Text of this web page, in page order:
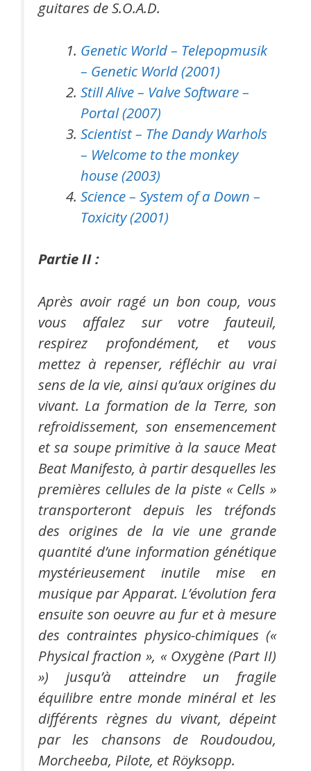
guitares de S.O.A.D.
Genetic World – Telepopmusik
– Genetic World (2001)
Still Alive – Valve Software –
Portal (2007)
Scientist – The Dandy Warhols
– Welcome to the monkey
house (2003)
Science – System of a Down –
Toxicity (2001)
Partie II :
Après avoir ragé un bon coup, vous
vous affalez sur votre fauteuil,
respirez profondément, et vous
mettez à repenser, réfléchir au vrai
sens de la vie, ainsi qu’aux origines du
vivant. La formation de la Terre, son
refroidissement, son ensemencement
et sa soupe primitive à la sauce Meat
Beat Manifesto, à partir desquelles les
premières cellules de la piste « Cells »
transporteront depuis les tréfonds
des origines de la vie une grande
quantité d’une information génétique
mystérieusement inutile mise en
musique par Apparat. L’évolution fera
ensuite son oeuvre au fur et à mesure
des contraintes physico-chimiques («
Physical fraction », « Oxygène (Part II)
») jusqu’à atteindre un fragile
équilibre entre monde minéral et les
différents règnes du vivant, dépeint
par les chansons de Roudoudou,
Morcheeba, Pilote, et Röyksopp.